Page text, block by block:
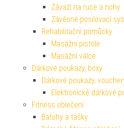
Závaží na ruce a nohy
Závěsné posilovací
Rehabilitační pomůcky
Masážní pistole
Masážní válce
Dárkové poukazy, boxy
Dárkové poukazy,
Elektronické dárkové
Fitness oblečení
Batohy a tašky